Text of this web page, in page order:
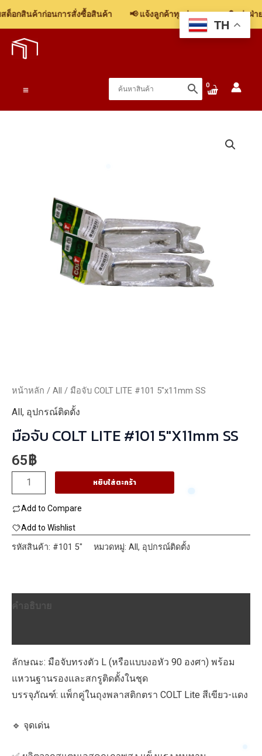
ต็อกสินค้าก่อนการสั่งซื้อสินค้า 📢 แจ้งลูกค้าทุกท่าน: รบกวนติดต่อฝ่า
หน้าหลัก / All / มือจับ COLT LITE #101 5″x11mm SS
All, อุปกรณ์ติดตั้ง
มือจับ COLT LITE #101 5″x11mm SS
65฿
จำนวน
มือ
จับ
COLT
LITE
SS
หยิบใส่ตะกร้า
Add to Compare
Add to Wishlist
รหัสสินค้า: #101 5" หมวดหมู่: All , อุปกรณ์ติดตั้ง
คำอธิบาย
ลักษณะ: มือจับทรงตัว L (หรือแบบงอหัว 90 องศา) พร้อม
แหวนฐานรองและสกรูติดตั้งในชุด
บรรจุภัณฑ์: แพ็กคู่ในถุงพลาสติกตรา COLT Lite สีเขียว-แดง
🔹 จุดเด่น
TH
LITE
#101